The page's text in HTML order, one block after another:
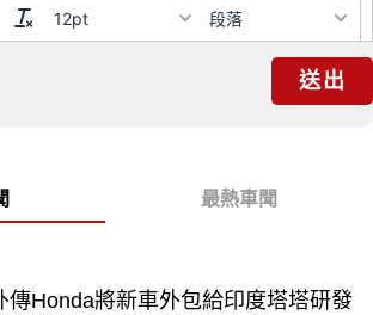
12pt 段落
送出
最熱車聞
傳Honda將新車外包給印度塔塔研發